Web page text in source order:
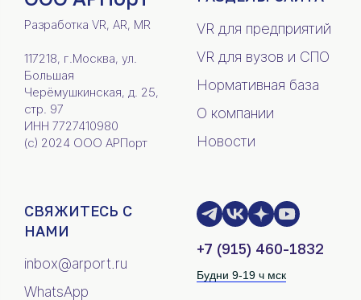
Разработка VR, AR, MR
117218, г.Москва, ул.
Большая
Черёмушкинская, д. 25,
стр. 97
ИНН 7727410980
(c) 2024 ООО АРПорт
VR для предприятий
VR для вузов и СПО
Нормативная база
О компании
Новости
СВЯЖИТЕСЬ С
НАМИ
inbox@arport.ru
WhatsApp
+7 (915) 460-1832
Будни 9-19 ч мск